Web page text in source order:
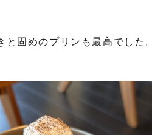
固めのプリンも最高でした。